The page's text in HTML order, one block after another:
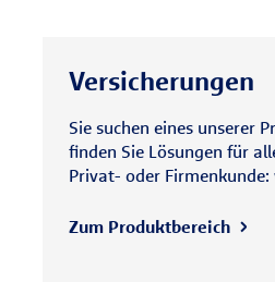
Versicherungen
Sie suchen eines unserer
finden Sie Lösungen für
Privat- oder
Zum Produktbereich